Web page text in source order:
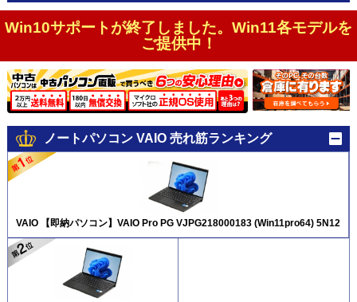
Win10サポートが終了しました。Win11各モデルを
ご提供中！
ノートパソコン VAIO 売れ筋ランキング
VAIO 【即納パソコン】VAIO Pro PG VJPG218000183 (Win11pro64) 5N12